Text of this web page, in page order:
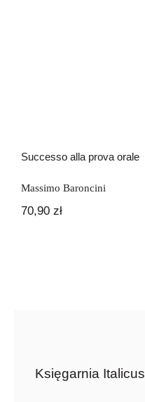
Successo alla prova orale
Massimo Baroncini
70,90 zł
Księgarnia Italicus